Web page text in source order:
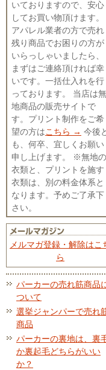
いておりますので、安心
してお買い物頂けます。
アパレル業者の方で売れ
残り商品でお困りの方が
いらっしゃいましたら、
まずはご連絡頂ければ幸
いです。一括仕入れを行
っております。 当店は無
地商品の販売サイトで
す。プリント制作をご希
望の方はこちら → 今後
も、何卒、宜しくお願い
申し上げます。 ※無地の
衣類と、プリントを施す
衣類は、別の料金体系と
なります。予めご了承下
さい。
メルマガ登録・解除はこ
ら
パーカーの売れ筋商品
ついて
選挙ジャンパーで売れ
商品
パーカーの裏地は、裏
か裏起毛どちらがいい
か？